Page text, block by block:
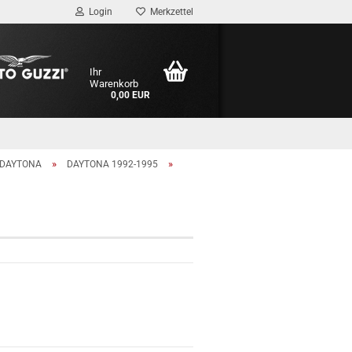
Login Merkzettel
Ihr
Warenkorb
0,00 EUR
DAYTONA » DAYTONA 1992-1995 »